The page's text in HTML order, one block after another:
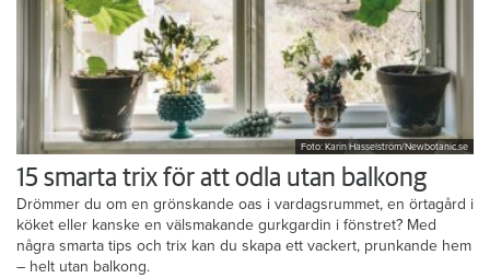
Foto: Karin Hasselström/Newbotanic.se
15 smarta trix för att odla utan balkong
Drömmer du om en grönskande oas i vardagsrummet, en örtagård i
köket eller kanske en välsmakande gurkgardin i fönstret? Med
några smarta tips och trix kan du skapa ett vackert, prunkande hem
– helt utan balkong.